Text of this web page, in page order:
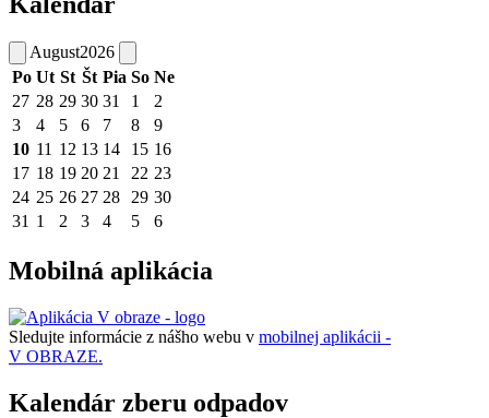
August2026
Po Ut St Št Pia So Ne
27 28 29 30 31 1
2
3
4 5 6 7 8
9
10 11 12 13 14 15 16
17 18 19 20 21 22 23
24 25 26 27 28 29 30
31 1 2 3 4 5 6
Mobilná aplikácia
Sledujte informácie z nášho webu v mobilnej aplikácii -
V OBRAZE.
Kalendár zberu odpadov